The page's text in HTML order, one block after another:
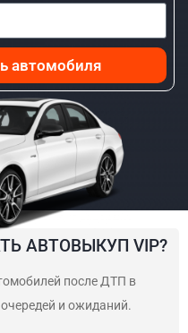
автомобиля
АВТОВЫКУП VIP?
после ДТП в
и ожиданий.